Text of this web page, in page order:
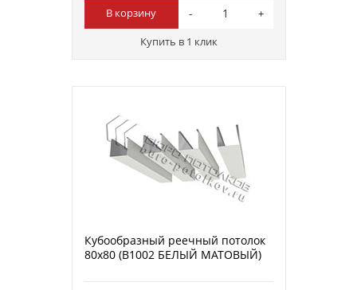
В корзину
Купить в 1 клик
Кубообразный реечный потолок
80х80 (B1002 БЕЛЫЙ МАТОВЫЙ)